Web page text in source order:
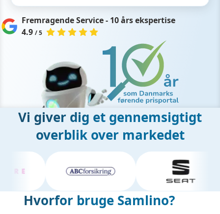
Fremragende Service - 10 års ekspertise
4.9/ 5
Vi giver dig et gennemsigtigt
overblik over markedet
Hvorfor bruge Samlino?